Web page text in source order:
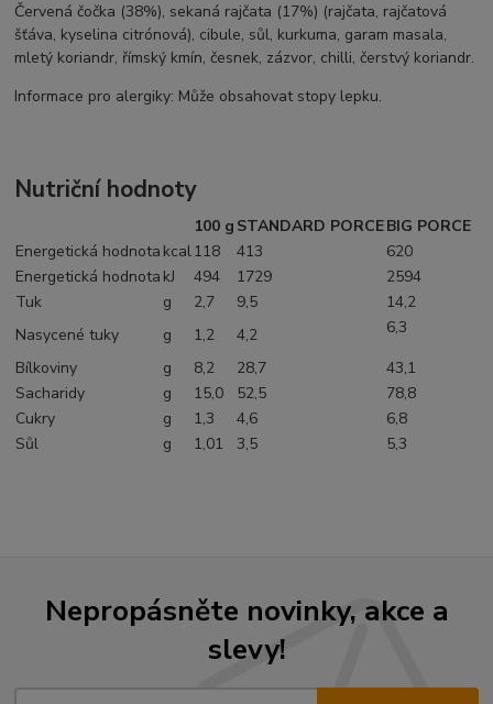
Červená čočka (38%), sekaná rajčata (17%) (rajčata, rajčatová
šťáva, kyselina citrónová), cibule, sůl, kurkuma, garam masala,
mletý koriandr, římský kmín, česnek, zázvor, chilli, čerstvý koriandr.
Informace pro alergiky: Může obsahovat stopy lepku.
Nutriční hodnoty
100 g STANDARD PORCEBIG PORCE
Energetická hodnota kcal118 413
620
Energetická hodnota kJ 494 1729
2594
Tuk
g 2,7 9,5
14,2
Nasycené tuky
g 1,2 4,2
6,3
Bílkoviny
g 8,2 28,7
43,1
Sacharidy
g 15,0 52,5
78,8
Cukry
g 1,3 4,6
6,8
Sůl
g 1,01 3,5 5,3
Nepropásněte novinky, akce a
slevy!